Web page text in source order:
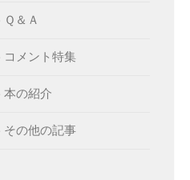
Ｑ＆Ａ
コメント特集
本の紹介
その他の記事